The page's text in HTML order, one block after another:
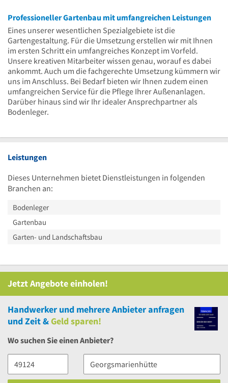
Professioneller Gartenbau mit umfangreichen Leistungen
Eines unserer wesentlichen Spezialgebiete ist die
Gartengestaltung. Für die Umsetzung erstellen wir mit Ihnen
im ersten Schritt ein umfangreiches Konzept im Vorfeld.
Unsere kreativen Mitarbeiter wissen genau, worauf es dabei
ankommt. Auch um die fachgerechte Umsetzung kümmern wir
uns im Anschluss. Bei Bedarf bieten wir Ihnen zudem einen
umfangreichen Service für die Pflege Ihrer Außenanlagen.
Darüber hinaus sind wir Ihr idealer Ansprechpartner als
Bodenleger.
Leistungen
Dieses Unternehmen bietet Dienstleistungen in folgenden
Branchen an:
Bodenleger
Gartenbau
Garten- und Landschaftsbau
Jetzt Angebote einholen!
Handwerker und mehrereAnbieter anfragen
und Zeit &Geld sparen!
Wo suchen Sie einen Anbieter?